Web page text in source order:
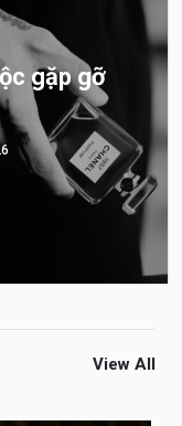
gặp gỡ
View All